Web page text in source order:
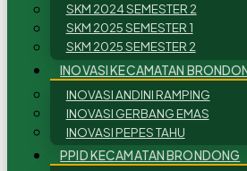
SKM 2024 SEMESTER 2
SKM 2025 SEMESTER 1
SKM 2025 SEMESTER 2
INOVASI KECAMATAN
INOVASI ANDINI RAMPING
INOVASI GERBANG EMAS
INOVASI PEPES TAHU
PPID KECAMATAN BRONDONG